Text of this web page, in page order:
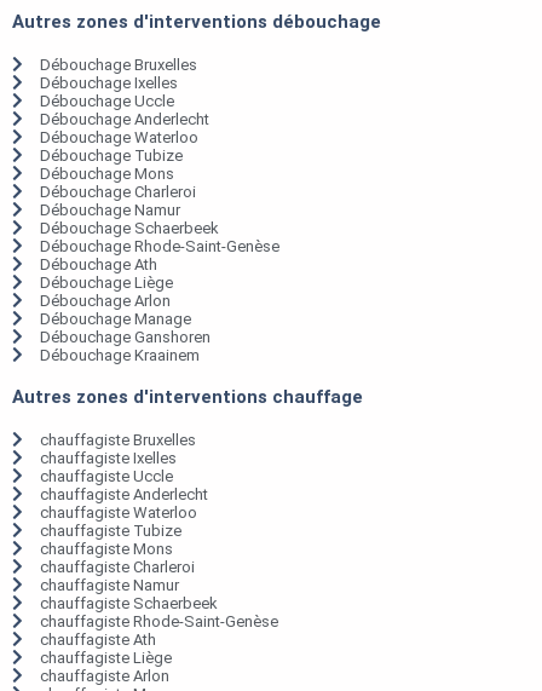
Autres zones d'interventions débouchage
Débouchage Bruxelles
Débouchage Ixelles
Débouchage Uccle
Débouchage Anderlecht
Débouchage Waterloo
Débouchage Tubize
Débouchage Mons
Débouchage Charleroi
Débouchage Namur
Débouchage Schaerbeek
Débouchage Rhode-Saint-Genèse
Débouchage Ath
Débouchage Liège
Débouchage Arlon
Débouchage Manage
Débouchage Ganshoren
Débouchage Kraainem
Autres zones d'interventions chauffage
chauffagiste Bruxelles
chauffagiste Ixelles
chauffagiste Uccle
chauffagiste Anderlecht
chauffagiste Waterloo
chauffagiste Tubize
chauffagiste Mons
chauffagiste Charleroi
chauffagiste Namur
chauffagiste Schaerbeek
chauffagiste Rhode-Saint-Genèse
chauffagiste Ath
chauffagiste Liège
chauffagiste Arlon